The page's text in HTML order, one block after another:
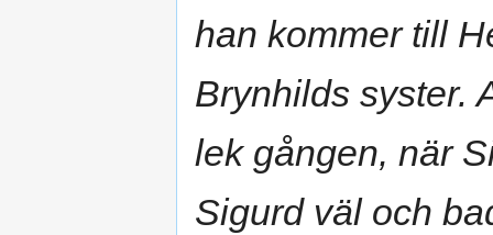
han kommer till
Brynhilds syster.
lek gången, när
Sigurd väl och